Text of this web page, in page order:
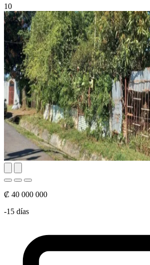
10
₡ 40 000 000
-15 días